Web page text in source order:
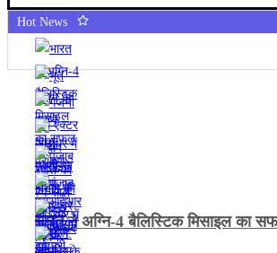
Hot News
भारत ने अग्नि-4 बैलिस्टिक मिसाइल का